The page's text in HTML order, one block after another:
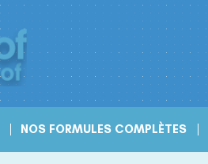
NOS FORMULES COMPLÈTES